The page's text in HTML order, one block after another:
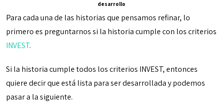
desarrollo
Para cada una de las historias que pensamos refinar, lo
primero es preguntarnos si la historia cumple con los criterios
INVEST.
Si la historia cumple todos los criterios INVEST, entonces
quiere decir que está lista para ser desarrollada y podemos
pasar a la siguiente.